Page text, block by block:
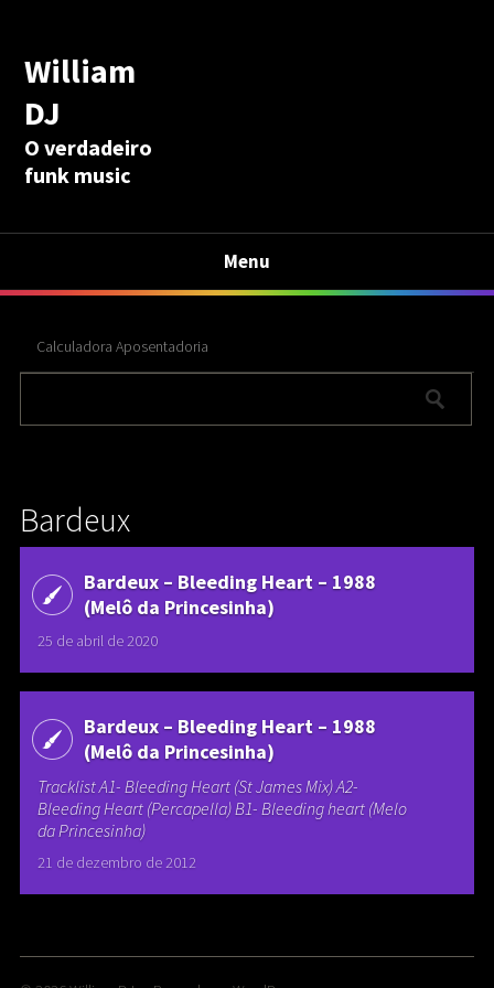
William
DJ
O verdadeiro
funk music
Menu
Calculadora Aposentadoria
Bardeux
Bardeux – Bleeding Heart – 1988
(Melô da Princesinha)
25 de abril de 2020
Bardeux – Bleeding Heart – 1988
(Melô da Princesinha)
Tracklist A1- Bleeding Heart (St James Mix) A2-
Bleeding Heart (Percapella) B1- Bleeding heart (Melo
da Princesinha)
21 de dezembro de 2012